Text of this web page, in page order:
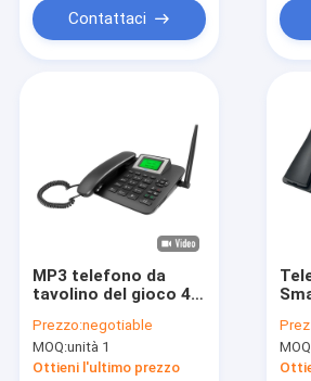
Contattici
Android ha riparato il telefono
Telefono senza fili astuto della
4G ha riparato il telefono senza fili
LTE ha riparato il telefono senza fili
Contattaci
MP3 telefono da
tavolino del gioco 4G
telefonica di
Bluetooth
Prezzo:negotiable
MOQ:unità 1
Ottieni l'ultimo prezzo